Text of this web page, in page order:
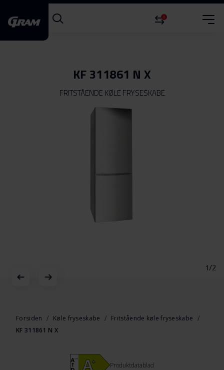
0
KF 311861 N X
FRITSTÅENDE KØLE FRYSESKABE
1/2
starten
Forsiden Køle fryseskabe
Fritstående køle fryseskabe
KF 311861 N X
Produktdatablad